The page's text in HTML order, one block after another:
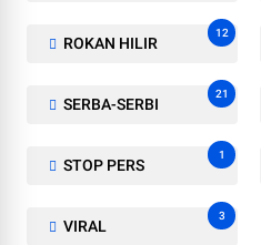
ROKAN HILIR
12
SERBA-SERBI
21
STOP PERS
1
VIRAL
3